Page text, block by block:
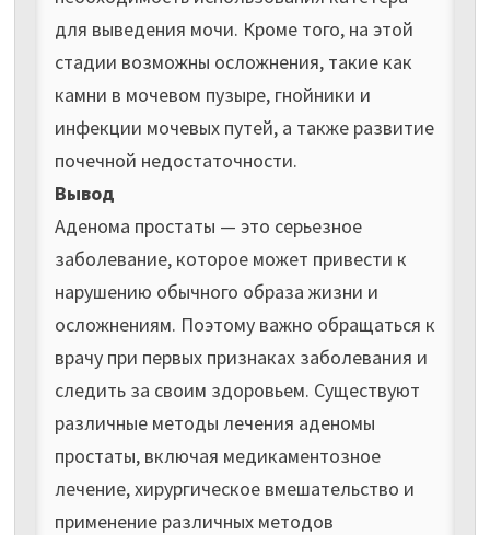
для выведения мочи. Кроме того, на этой
стадии возможны осложнения, такие как
камни в мочевом пузыре, гнойники и
инфекции мочевых путей, а также развитие
почечной недостаточности.
Вывод
Аденома простаты — это серьезное
заболевание, которое может привести к
нарушению обычного образа жизни и
осложнениям. Поэтому важно обращаться к
врачу при первых признаках заболевания и
следить за своим здоровьем. Существуют
различные методы лечения аденомы
простаты, включая медикаментозное
лечение, хирургическое вмешательство и
применение различных методов